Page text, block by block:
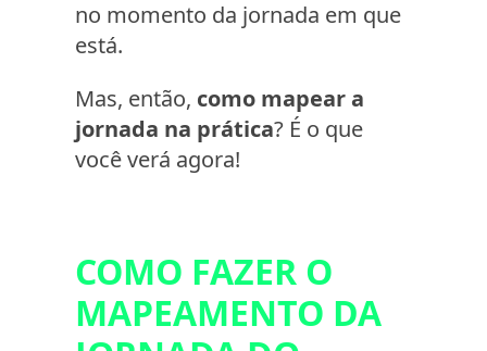
no momento da jornada em que
está.
Mas, então, como mapear a
jornada na prática? É o que
você verá agora!
COMO FAZER O
MAPEAMENTO DA